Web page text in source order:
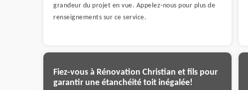
grandeur du projet en vue. Appelez-nous pour plus de
renseignements sur ce service.
Fiez-vous à Rénovation Christian et fils pour
garantir une étanchéité toit inégalée!